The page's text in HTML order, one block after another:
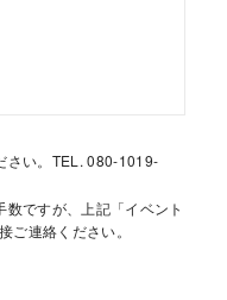
さい。TEL. 080-1019-
ですが、上記「イベント
ご連絡ください。